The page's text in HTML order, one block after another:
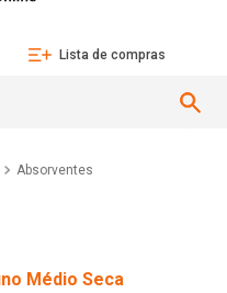
Lista de compras
Absorventes
Médio Seca